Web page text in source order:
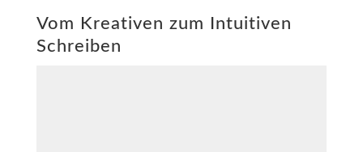
Vom Kreativen zum Intuitiven
Schreiben